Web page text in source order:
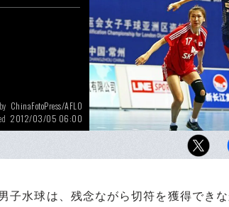
ChinaFotoPress/AFLO
2012/03/05 06:00
ハンドボール女子アジア予選最
水球は、残念ながら切符を獲得できな